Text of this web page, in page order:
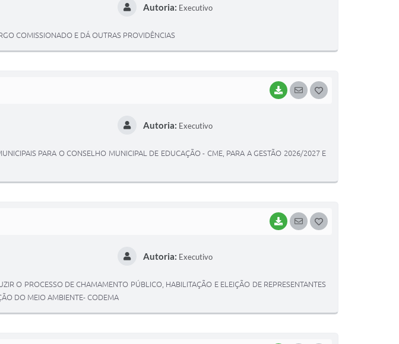
Autoria: Executivo
COMISSIONADO E DÁ OUTRAS PROVIDÊNCIAS
BAIXARSEGUIR
I
Autoria: Executivo
PARA O CONSELHO MUNICIPAL DE EDUCAÇÃO - CME, PARA A GESTÃO 2026/2027 E
BAIXARSEGUIR
I
Autoria: Executivo
O PROCESSO DE CHAMAMENTO PÚBLICO, HABILITAÇÃO E ELEIÇÃO DE REPRESENTANTES
DO MEIO AMBIENTE- CODEMA